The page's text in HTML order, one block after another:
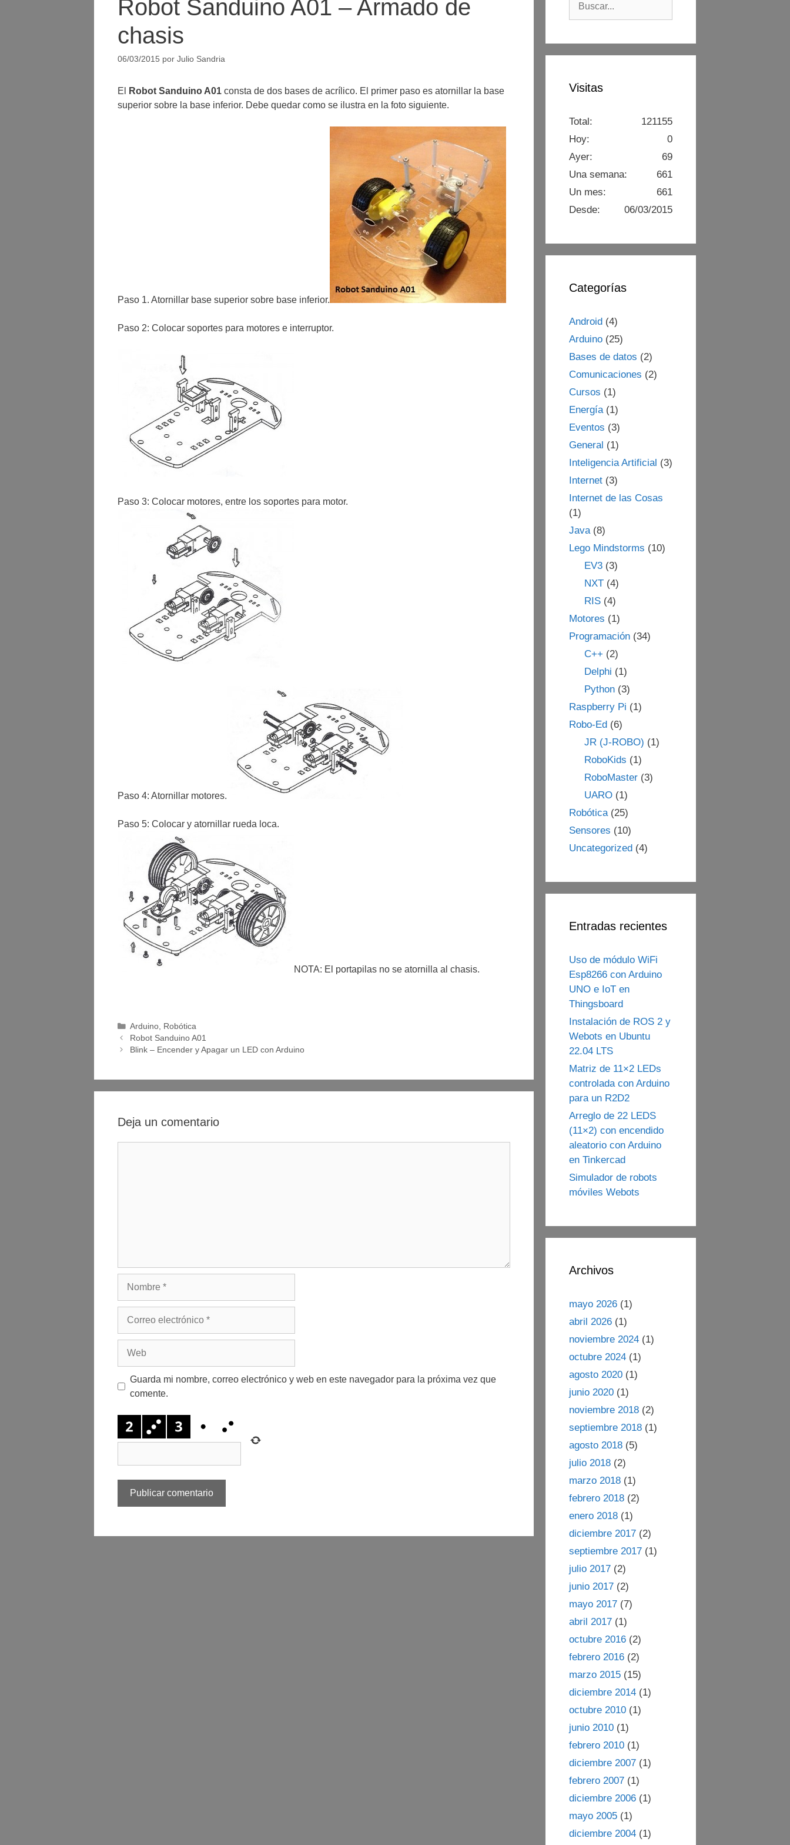
Robot Sanduino A01 – Armado de
chasis
06/03/2015 por Julio Sandria
El Robot Sanduino A01 consta de dos bases de acrílico. El primer paso es atornillar la base
superior sobre la base inferior. Debe quedar como se ilustra en la foto siguiente.
Paso 1. Atornillar base superior sobre base inferior.
Paso 2: Colocar soportes para motores e interruptor.
Paso 3: Colocar motores, entre los soportes para motor.
Paso 4: Atornillar motores.
Paso 5: Colocar y atornillar rueda loca.
NOTA: El portapilas no se atornilla al chasis.
Categorías
Arduino
Robótica
Navegación
de
Robot Sanduino A01
Blink – Encender y Apagar un LED con Arduino
Deja un comentario
Guarda mi nombre, correo electrónico y web en este navegador para la próxima vez que
comente.
Visitas
121155
Total:
0
Hoy:
69
Ayer:
661
Una semana:
661
Un mes:
06/03/2015
Desde:
Categorías
Android (4)
Arduino (25)
Bases de datos (2)
Comunicaciones (2)
Cursos (1)
Energía(1)
Eventos (3)
General (1)
Inteligencia Artificial (3)
Internet (3)
Internet de las Cosas
(1)
Java(8)
Lego Mindstorms (10)
EV3(3)
NXT(4)
RIS(4)
Motores (1)
Programación (34)
C++ (2)
Delphi (1)
Python(3)
Raspberry Pi (1)
Robo-Ed (6)
JR (J-ROBO) (1)
RoboKids (1)
RoboMaster(3)
UARO(1)
Robótica(25)
Sensores (10)
Uncategorized (4)
Entradas recientes
Uso de módulo WiFi
Esp8266 con Arduino
UNO e IoT en
Thingsboard
Instalación de ROS 2 y
Webots en Ubuntu
22.04 LTS
Matriz de 11×2 LEDs
controlada con Arduino
para un R2D2
Arreglo de 22 LEDS
(11×2) con encendido
aleatorio con Arduino
en Tinkercad
Simulador de robots
móviles Webots
Archivos
mayo 2026 (1)
abril 2026 (1)
noviembre 2024 (1)
octubre 2024 (1)
agosto 2020 (1)
junio 2020 (1)
noviembre 2018 (2)
septiembre 2018 (1)
agosto 2018 (5)
julio 2018 (2)
marzo 2018 (1)
febrero 2018 (2)
enero 2018 (1)
diciembre 2017 (2)
septiembre 2017 (1)
julio 2017 (2)
junio 2017 (2)
mayo 2017 (7)
abril 2017 (1)
octubre 2016 (2)
febrero 2016 (2)
marzo 2015 (15)
diciembre 2014 (1)
octubre 2010 (1)
junio 2010 (1)
febrero 2010 (1)
diciembre 2007 (1)
febrero 2007 (1)
diciembre 2006 (1)
mayo 2005 (1)
diciembre 2004 (1)